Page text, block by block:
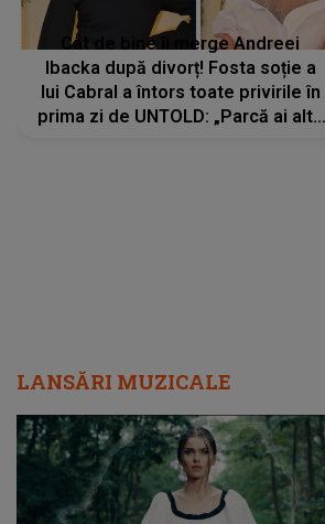
Cât de bine îi merge Andreei
Ibacka după divorț! Fosta soție a
lui Cabral a întors toate privirile în
prima zi de UNTOLD: „Parcă ai altă
LANSĂRI MUZICALE